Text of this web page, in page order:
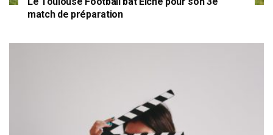
match de préparation